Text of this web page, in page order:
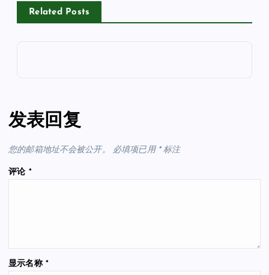
Related Posts
发表回复
您的邮箱地址不会被公开。 必填项已用 *标注
评论 *
显示名称 *